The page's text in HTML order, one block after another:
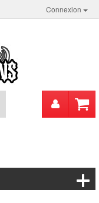
Connexion
Mon